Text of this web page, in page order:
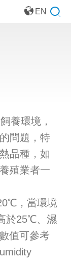
EN
養環境，
問題，特
品種，如
殖業者一
，當環境
於25℃、濕
值可參考